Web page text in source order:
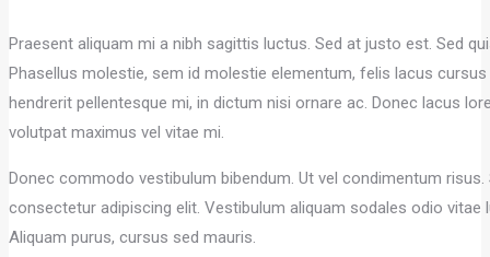
Praesent aliquam mi a nibh sagittis luctus. Sed at justo est. Sed
Phasellus molestie, sem id molestie elementum, felis lacus
hendrerit pellentesque mi, in dictum nisi ornare ac. Donec lacus
volutpat maximus vel vitae mi.
Donec commodo vestibulum bibendum. Ut vel condimentum
consectetur adipiscing elit. Vestibulum aliquam sodales odio
Aliquam purus, cursus sed mauris.